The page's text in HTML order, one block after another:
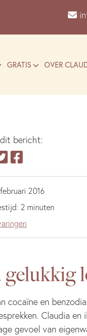
GRATIS OVER
bericht:
2016
2 minuten
cocaïne en
Claudia en
gevoel van